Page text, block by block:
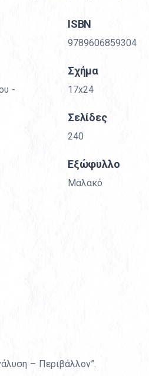
-
ΙSBN
9789606859304
Σχήμα
17x24
Σελίδες
240
Εξώφυλλο
Μαλακό
– Περιβάλλον”.